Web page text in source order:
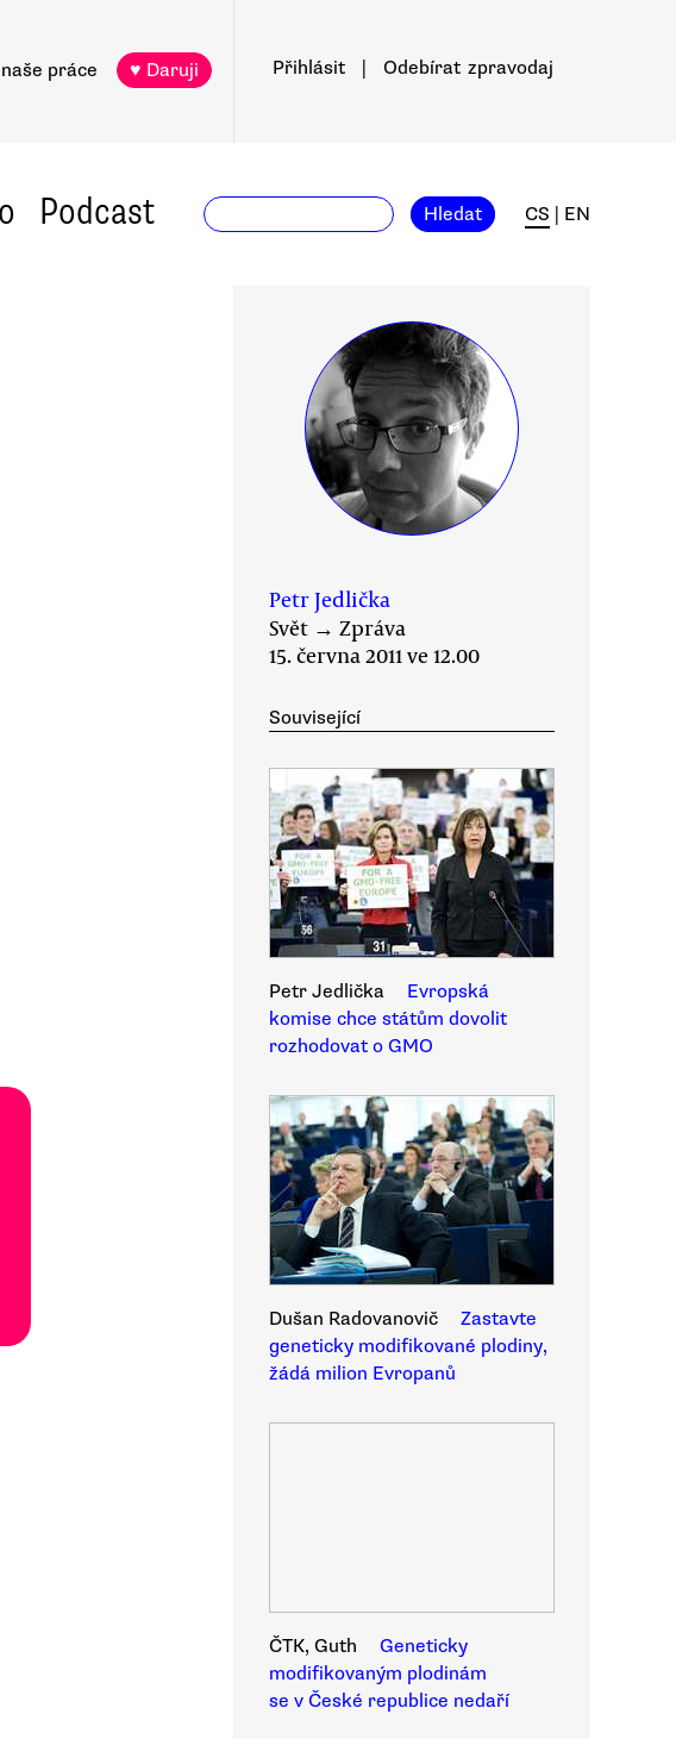
práce ♥ Daruji Přihlásit Odebírat zpravodaj
Podcast Hledat CS EN
Petr Jedlička
Svět → Zpráva
15. června 2011 ve 12.00
Související
Petr Jedlička
Evropská
komise chce státům dovolit
rozhodovat o GMO
Dušan Radovanovič
Zastavte
geneticky modifikované plodiny,
žádá milion Evropanů
ČTK, Guth
Geneticky
modifikovaným plodinám
se v České republice nedaří